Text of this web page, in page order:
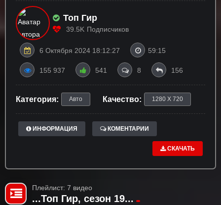
Топ Гир
39.5K Подписчиков
6 Октября 2024 18:12:27 59:15
155 937 541 8 156
Категория: Авто Качество: 1280 X 720
ИНФОРМАЦИЯ КОМЕНТАРИИ
СКАЧАТЬ
Плейлист: 7 видео
...Топ Гир, сезон 19...